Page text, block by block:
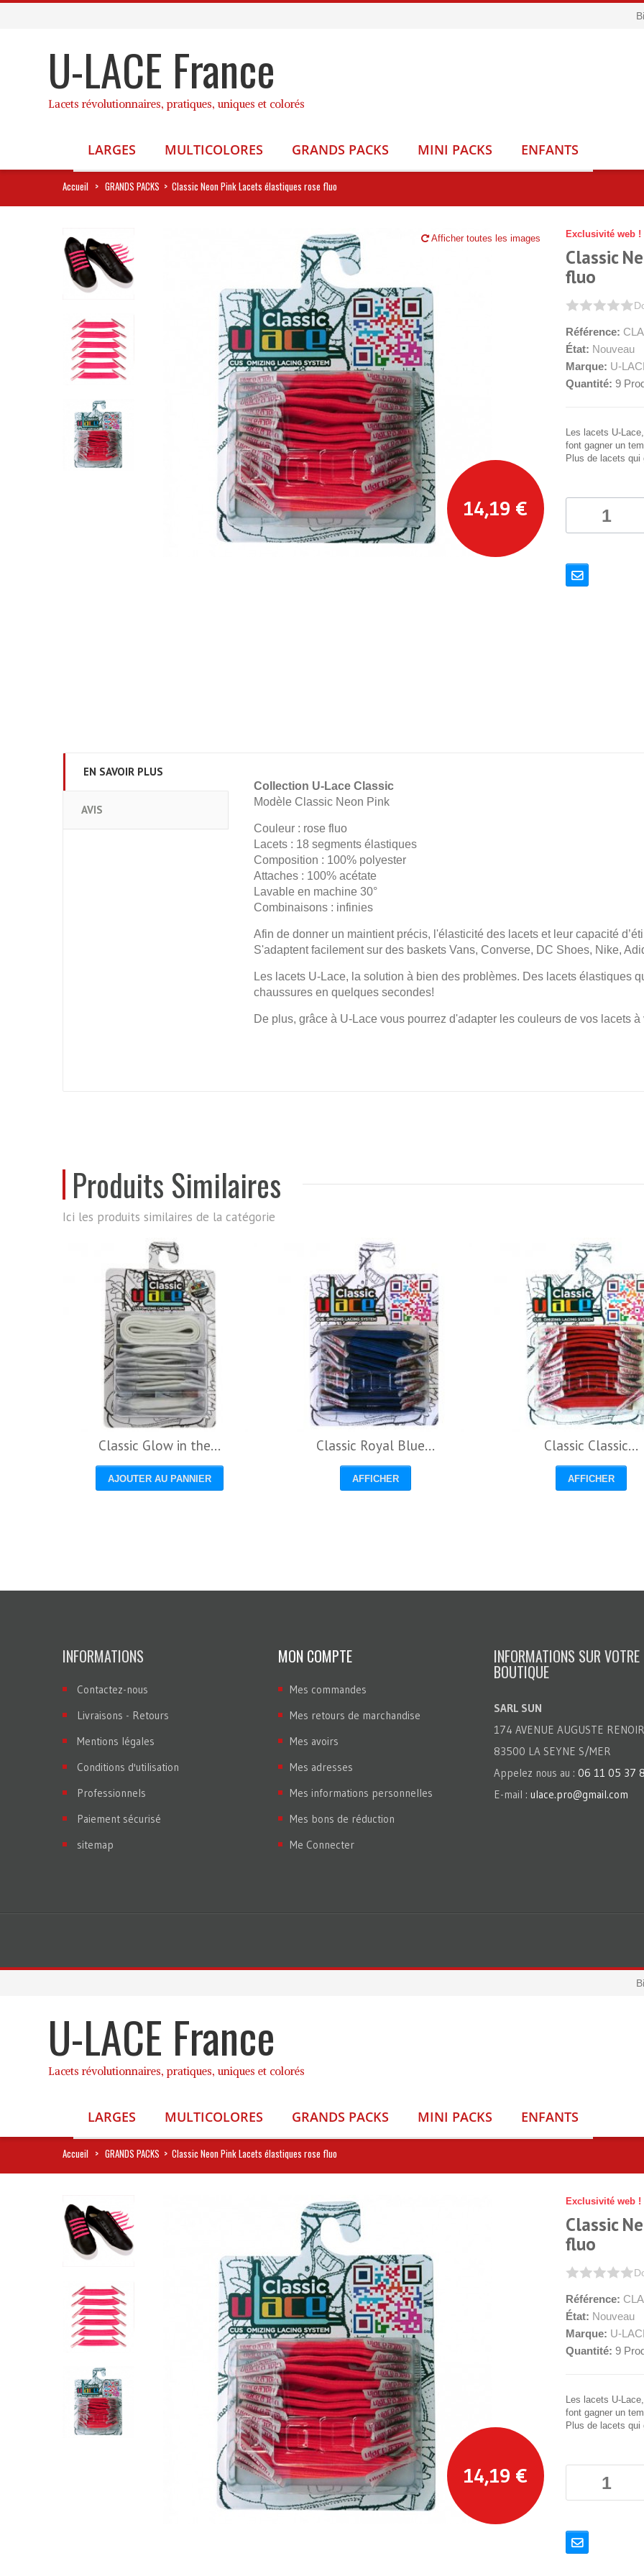
U-LACE France
Lacets révolutionnaires, pratiques, uniques et colorés
LARGES MULTICOLORES GRANDS PACKS MINI PACKS ENFANTS
Accueil > GRANDS PACKS > Classic Neon Pink Lacets élastiques rose fluo
14,19 €
Afficher toutes les images Exclusivité web !
Classic
fluo
Référence:
État: Nouveau
Marque: U-
Quantité: 9
Les lacets U-
font gagner un
Plus de lacets
EN SAVOIR PLUS
AVIS
Collection U-Lace Classic
Modèle Classic Neon Pink
Couleur : rose fluo
Lacets : 18 segments élastiques
Composition : 100% polyester
Attaches : 100% acétate
Lavable en machine 30°
Combinaisons : infinies
Afin de donner un maintient précis, l'élasticité des lacets et leur capacité
S'adaptent facilement sur des baskets Vans, Converse, DC Shoes, Nike,
Les lacets U-Lace, la solution à bien des problèmes. Des lacets élastiques
chaussures en quelques secondes!
De plus, grâce à U-Lace vous pourrez d'adapter les couleurs de vos lacets à
Produits Similaires
Ici les produits similaires de la catégorie
Classic Glow in the...
AJOUTER AU PANNIER
Classic Royal Blue...
AFFICHER
Classic Classic...
AFFICHER
INFORMATIONS
Contactez-nous
Livraisons - Retours
Mentions légales
Conditions d'utilisation
Professionnels
Paiement sécurisé
sitemap
MON COMPTE
Mes commandes
Mes retours de marchandise
Mes avoirs
Mes adresses
Mes informations personnelles
Mes bons de réduction
Me Connecter
INFORMATIONS SUR VOTRE
BOUTIQUE
SARL SUN
174 AVENUE AUGUSTE RENOIR
83500 LA SEYNE S/MER
Appelez nous au : 06 11 05 37
E-mail : ulace.pro@gmail.com
U-LACE France
Lacets révolutionnaires, pratiques, uniques et colorés
LARGES MULTICOLORES GRANDS PACKS MINI PACKS ENFANTS
Accueil > GRANDS PACKS > Classic Neon Pink Lacets élastiques rose fluo
14,19 €
Exclusivité web !
Classic
fluo
Référence:
État: Nouveau
Marque: U-
Quantité: 9
Les lacets U-
font gagner un
Plus de lacets